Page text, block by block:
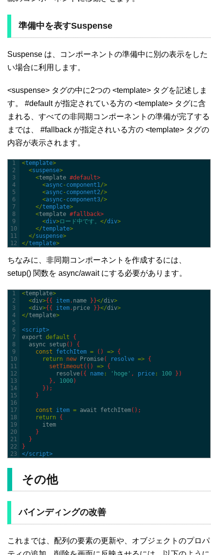
準備中を表すSuspense
Suspense は、コンポーネントの準備中に別の表示をした
い場合に利用します。
<suspense> タグの中に2つの <template> タグを記述しま
す。 #default が指定されている方の <template> タグに含
まれる、すべての非同期コンポーネントの準備が完了する
までは、 #fallback が指定されいる方の <template> タグの
内容が表示されます。
1
2
3
4
5
6
7
8
9
10
11
12
<template>
<suspense>
<template #default>
<async- component1 />
<async- component2/>
<async- component3/>
</template>
<template #fallback>
<div>ロード中です。 </div>
</template>
</suspense>
</template>
ちなみに、非同期コンポーネントを作成するには、
setup() 関数を async/await にする必要があります。
1
2
3
4
5
6
7
8
9
10
11
12
13
14
15
16
17
18
19
20
21
22
23
<template>
<div>{{ item. name }}</div>
<div>{{ item. price }}</div>
</template>
<script>
export default
{
async setup( )
{
const
fetchItem = ( ) => {
return
new Promise( resolve => {
setTimeout ( ( ) => {
resolve( { name : 'hoge' , price : 100 } )
} , 1000)
} ) ;
}
const item = await fetchItem( ) ;
return
{
item
}
}
}
</script>
その他
バインディングの改善
これまでは、配列の要素の更新や、オブジェクトのプロパ